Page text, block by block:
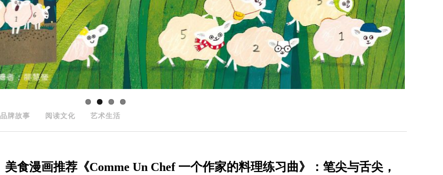
品牌故事 阅读文化 艺术生活
美食漫画推荐《Comme Un Chef 一个作家的料理练习曲》：笔尖与舌尖，